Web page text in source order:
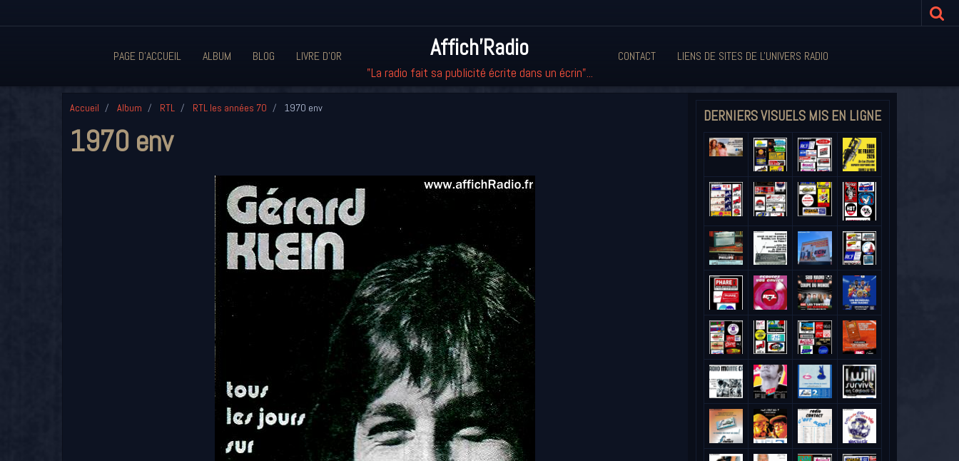
PAGE D'ACCUEIL ALBUM BLOG LIVRE D'OR Affich'Radio
"La radio fait sa publicité écrite dans un écrin"...
CONTACT LIENS DE SITES DE L'UNIVERS RADIO
Accueil Album RTL RTL les années 70 1970 env
1970 env
DERNIERS VISUELS MIS EN LIGNE